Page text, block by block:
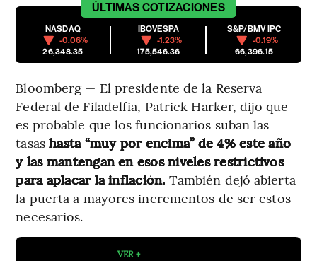
ÚLTIMAS COTIZACIONES
NASDAQ
-0.06%
26,348.35
IBOVESPA
-1.23%
175,546.36
S&P/BMV IPC
-0.19%
66,396.15
Bloomberg — El presidente de la Reserva
Federal de Filadelfia, Patrick Harker, dijo que
es probable que los funcionarios suban las
tasashasta “muy por encima” de 4% este año
y las mantengan en esos niveles restrictivos
para aplacar la inflación. También dejó abierta
la puerta a mayores incrementos de ser estos
necesarios.
VER +